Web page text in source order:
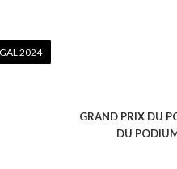
2024
GRAND PRIX DU
DU